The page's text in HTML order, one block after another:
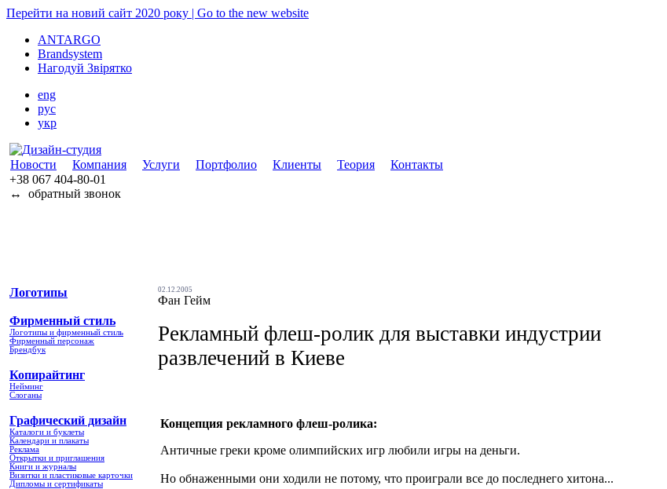
Перейти на новий сайт 2020 року | Go to the new website
ANTARGO
Brandsystem
Нагодуй Звірятко
eng
рус
укр
Новости Компания Услуги Портфолио Клиенты Теория
Контакты
+38 067 404-80-01
↔
обратный звонок
Логотипы
Фирменный стиль
Логотипы и фирменный стиль
Фирменный персонаж
Брендбук
Копирайтинг
Нейминг
Слоганы
Графический дизайн
Каталоги и буклеты
Календари и плакаты
Реклама
Открытки и приглашения
Книги и журналы
Визитки и пластиковые карточки
Дипломы и сертификаты
02.12.2005
Фан Гейм
Рекламный флеш-ролик для выставки индустрии
развлечений в Киеве
Концепция рекламного флеш-ролика:
Античные греки кроме олимпийских игр любили игры на деньги.
Но обнаженными они ходили не потому, что проиграли все до последнего хитона...